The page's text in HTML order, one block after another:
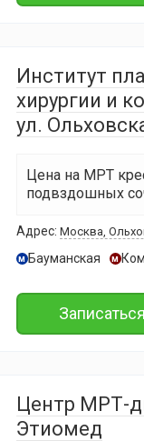
Институт
хирургии и
ул.
Цена на МРТ
подвздошных
Адрес: Москва,
м Бауманская м
Записаться
Центр МРТ-
Этиомед